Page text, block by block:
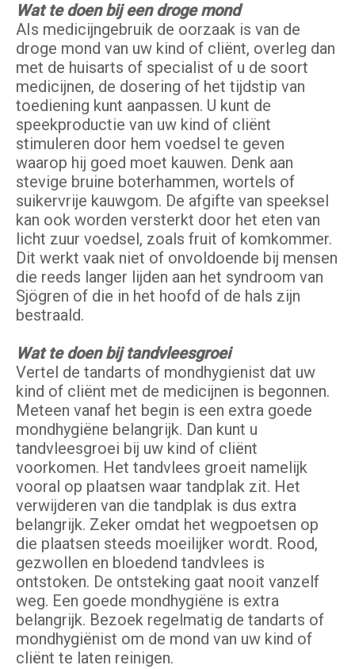
Wat te doen bij een droge mond
AIs medicijngebruik de oorzaak is van de
droge mond van uw kind of cliënt, overleg dan
met de huisarts of specialist of u de soort
medicijnen, de dosering of het tijdstip van
toediening kunt aanpassen. U kunt de
speekproductie van uw kind of cliënt
stimuleren door hem voedsel te geven
waarop hij goed moet kauwen. Denk aan
stevige bruine boterhammen, wortels of
suikervrije kauwgom. De afgifte van speeksel
kan ook worden versterkt door het eten van
licht zuur voedsel, zoals fruit of komkommer.
Dit werkt vaak niet of onvoldoende bij mensen
die reeds langer lijden aan het syndroom van
Sjögren of die in het hoofd of de hals zijn
bestraald.
Wat te doen bij tandvleesgroei
Vertel de tandarts of mondhygienist dat uw
kind of cliënt met de medicijnen is begonnen.
Meteen vanaf het begin is een extra goede
mondhygiëne belangrijk. Dan kunt u
tandvleesgroei bij uw kind of cliënt
voorkomen. Het tandvlees groeit namelijk
vooral op plaatsen waar tandplak zit. Het
verwijderen van die tandplak is dus extra
belangrijk. Zeker omdat het wegpoetsen op
die plaatsen steeds moeilijker wordt. Rood,
gezwollen en bloedend tandvlees is
ontstoken. De ontsteking gaat nooit vanzelf
weg. Een goede mondhygiëne is extra
belangrijk. Bezoek regelmatig de tandarts of
mondhygiënist om de mond van uw kind of
cliënt te laten reinigen.